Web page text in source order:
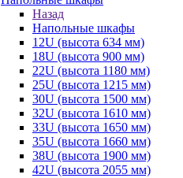
Назад
Напольные шкафы
12U (высота 634 мм)
18U (высота 900 мм)
22U (высота 1180 мм)
25U (высота 1215 мм)
30U (высота 1500 мм)
32U (высота 1610 мм)
33U (высота 1650 мм)
35U (высота 1660 мм)
38U (высота 1900 мм)
42U (высота 2055 мм)